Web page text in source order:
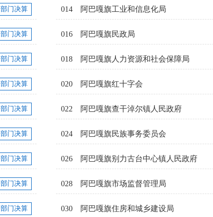
部门决算 014 阿巴嘎旗工业和信息化局
部门决算 016 阿巴嘎旗民政局
部门决算 018 阿巴嘎旗人力资源和社会保障局
部门决算 020 阿巴嘎旗红十字会
部门决算 022 阿巴嘎旗查干淖尔镇人民政府
部门决算 024 阿巴嘎旗民族事务委员会
部门决算 026 阿巴嘎旗别力古台中心镇人民政府
部门决算 028 阿巴嘎旗市场监督管理局
部门决算 030 阿巴嘎旗住房和城乡建设局